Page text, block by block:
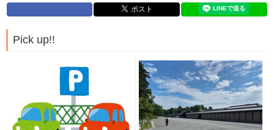
Pick up!!